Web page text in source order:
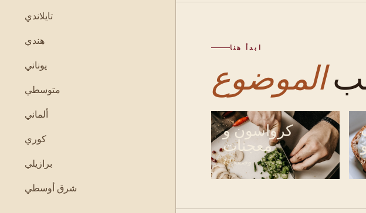
تايلاندي
هندي
يوناني
متوسطي
ألماني
كوري
برازيلي
شرق أوسطي
ابدأ هنا
كرواسون و
معجنات
12 وصفة